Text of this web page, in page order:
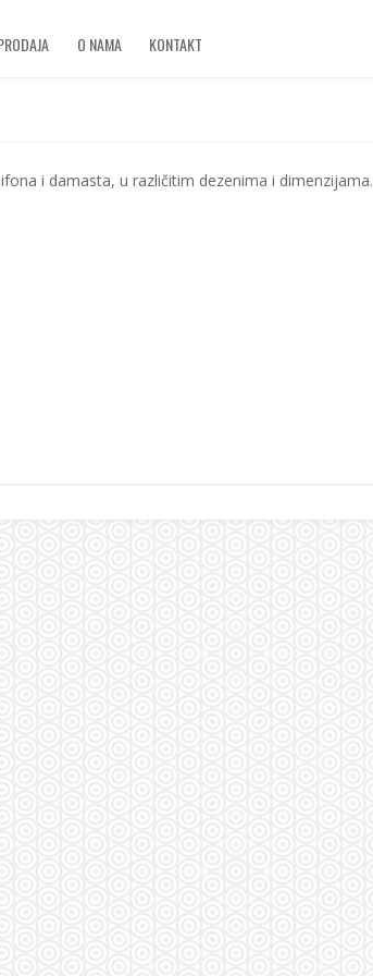
O NAMA KONTAKT
i damasta, u različitim dezenima i dimenzijama.